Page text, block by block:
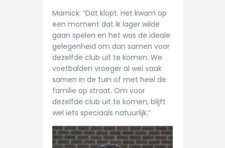
Marnick: “Dat klopt. Het kwam op
een moment dat ik lager wilde
gaan spelen en het was de ideale
gelegenheid om dan samen voor
dezelfde club uit te komen. We
voetbalden vroeger al wel vaak
samen in de tuin of met heel de
familie op straat. Om voor
dezelfde club uit te komen, blijft
wel iets speciaals natuurlijk.”